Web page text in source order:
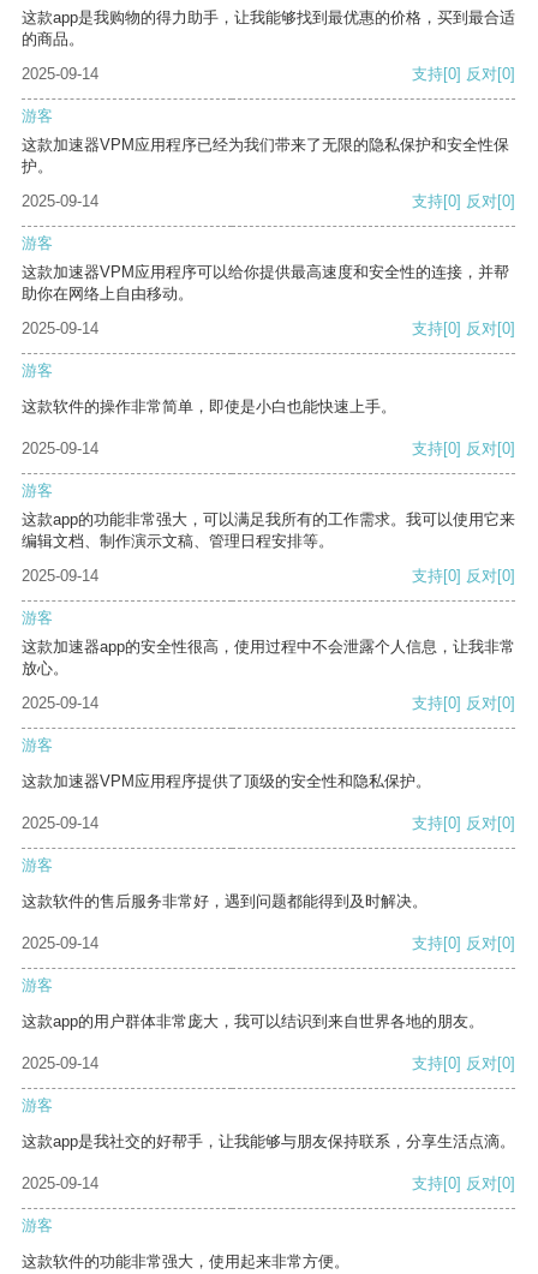
这款app是我购物的得力助手，让我能够找到最优惠的价格，买到最合适
的商品。
2025-09-14
支持[0] 反对[0]
游客
这款加速器VPM应用程序已经为我们带来了无限的隐私保护和安全性保
护。
2025-09-14
支持[0] 反对[0]
游客
这款加速器VPM应用程序可以给你提供最高速度和安全性的连接，并帮
助你在网络上自由移动。
2025-09-14
支持[0] 反对[0]
游客
这款软件的操作非常简单，即使是小白也能快速上手。
2025-09-14 支持[0] 反对[0]
游客
这款app的功能非常强大，可以满足我所有的工作需求。我可以使用它来
编辑文档、制作演示文稿、管理日程安排等。
2025-09-14
支持[0] 反对[0]
游客
这款加速器app的安全性很高，使用过程中不会泄露个人信息，让我非常
放心。
2025-09-14
支持[0] 反对[0]
游客
这款加速器VPM应用程序提供了顶级的安全性和隐私保护。
2025-09-14 支持[0] 反对[0]
游客
这款软件的售后服务非常好，遇到问题都能得到及时解决。
2025-09-14 支持[0] 反对[0]
游客
这款app的用户群体非常庞大，我可以结识到来自世界各地的朋友。
2025-09-14 支持[0] 反对[0]
游客
这款app是我社交的好帮手，让我能够与朋友保持联系，分享生活点滴。
2025-09-14 支持[0] 反对[0]
游客
这款软件的功能非常强大，使用起来非常方便。